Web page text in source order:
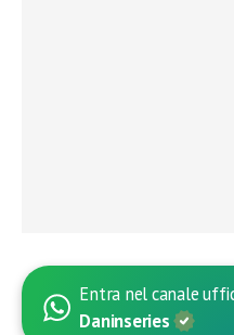
Entra nel canale
Daninseries